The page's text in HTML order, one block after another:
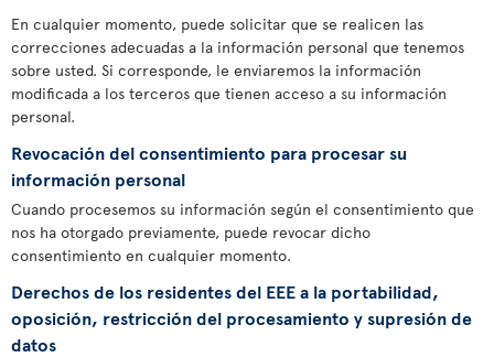
En cualquier momento, puede solicitar que se realicen las
correcciones adecuadas a la información personal que tenemos
sobre usted. Si corresponde, le enviaremos la información
modificada a los terceros que tienen acceso a su información
personal.
Revocación del consentimiento para procesar su
información personal
Cuando procesemos su información según el consentimiento que
nos ha otorgado previamente, puede revocar dicho
consentimiento en cualquier momento.
Derechos de los residentes del EEE a la portabilidad,
oposición, restricción del procesamiento y supresión de
datos